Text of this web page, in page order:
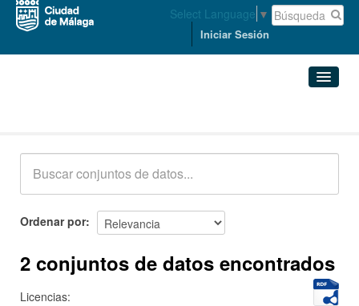
Select Language ▼
Iniciar Sesión
Acerca de
Ordenar por
2 conjuntos de datos encontrados
Licencias: